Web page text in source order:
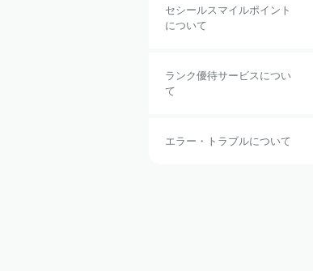
セシールスマイルポイント
について
ランク優待サービスについ
て
エラー・トラブルについて